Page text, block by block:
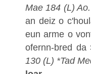
Mae 184 (L)
an deiz o
eun arme o
ofernn-bred
130 (L) *Tad